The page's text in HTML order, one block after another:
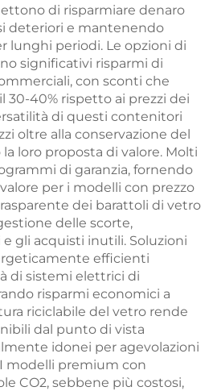
di risparmiare denaro
deteriori e mantenendo
lunghi periodi. Le opzioni di
significativi risparmi di
con sconti che
30-40% rispetto ai prezzi dei
di questi contenitori
oltre alla conservazione del
loro proposta di valore. Molti
di garanzia, fornendo
per i modelli con prezzo
dei barattoli di vetro
delle scorte,
gli acquisti inutili. Soluzioni
efficienti
di sistemi elettrici di
risparmi economici a
riciclabile del vetro rende
dal punto di vista
idonei per agevolazioni
modelli premium con
CO2, sebbene più costosi,